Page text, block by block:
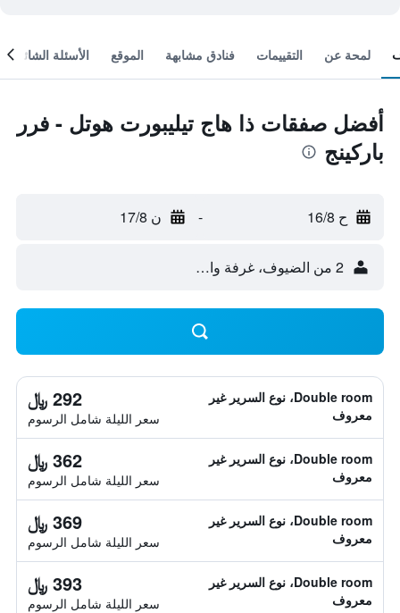
لمحة عن التقييمات فنادق مشابهة الموقع الأسئلة الشائعة
أفضل صفقات ذا هاج تيليبورت هوتل - فرر
باركينج
ح 16/8 - ن 17/8
2 من الضيوف، غرفة واحدة
Double room، نوع السرير غير
معروف
292 ﷼
سعر الليلة شامل الرسوم
Double room، نوع السرير غير
معروف
362 ﷼
سعر الليلة شامل الرسوم
Double room، نوع السرير غير
معروف
369 ﷼
سعر الليلة شامل الرسوم
Double room، نوع السرير غير
معروف
393 ﷼
سعر الليلة شامل الرسوم